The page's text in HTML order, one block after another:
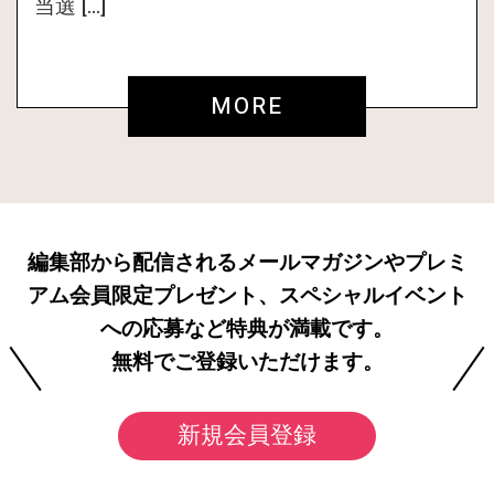
当選 […]
MORE
編集部から配信されるメールマガジンやプレミ
アム会員限定プレゼント、スペシャルイベント
への応募など特典が満載です。
無料でご登録いただけます。
新規会員登録